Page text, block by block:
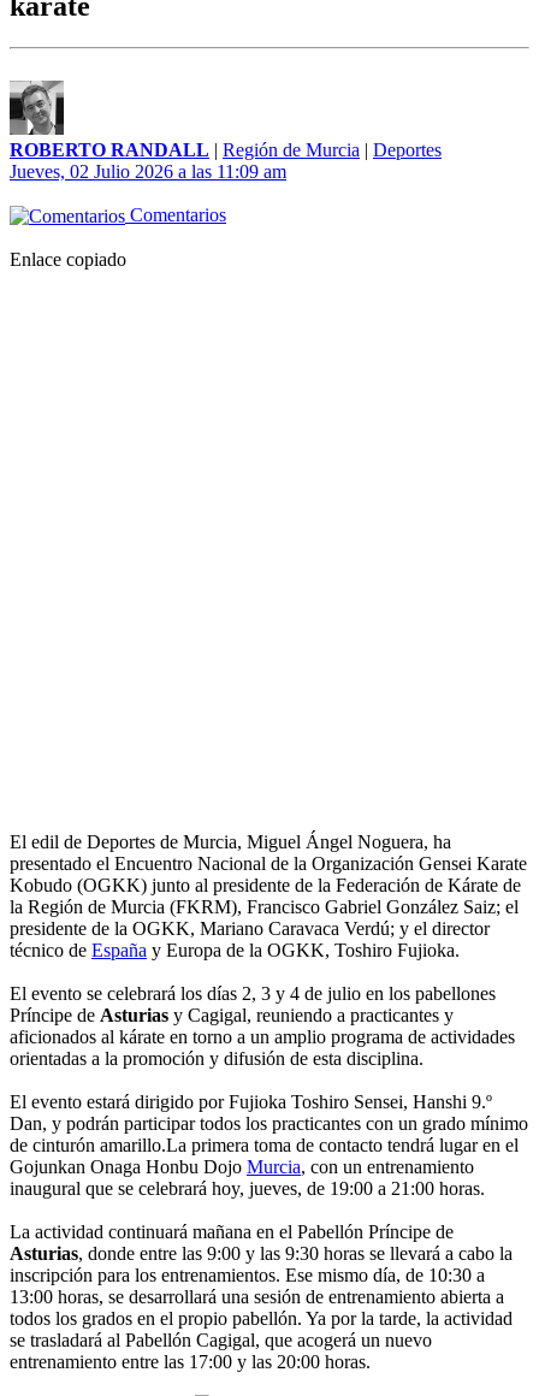
ROBERTO RANDALL | Región de Murcia | Deportes
Jueves, 02 Julio 2026 a las 11:09 am
Comentarios
Enlace copiado
El edil de Deportes de Murcia, Miguel Ángel Noguera, ha
presentado el Encuentro Nacional de la Organización Gensei Karate
Kobudo (OGKK) junto al presidente de la Federación de Kárate de
la Región de Murcia (FKRM), Francisco Gabriel González Saiz; el
presidente de la OGKK, Mariano Caravaca Verdú; y el director
técnico de España y Europa de la OGKK, Toshiro Fujioka.
El evento se celebrará los días 2, 3 y 4 de julio en los pabellones
Príncipe de Asturias y Cagigal, reuniendo a practicantes y
aficionados al kárate en torno a un amplio programa de actividades
orientadas a la promoción y difusión de esta disciplina.
El evento estará dirigido por Fujioka Toshiro Sensei, Hanshi 9.º
Dan, y podrán participar todos los practicantes con un grado mínimo
de cinturón amarillo.La primera toma de contacto tendrá lugar en el
Gojunkan Onaga Honbu Dojo Murcia, con un entrenamiento
inaugural que se celebrará hoy, jueves, de 19:00 a 21:00 horas.
La actividad continuará mañana en el Pabellón Príncipe de
Asturias, donde entre las 9:00 y las 9:30 horas se llevará a cabo la
inscripción para los entrenamientos. Ese mismo día, de 10:30 a
13:00 horas, se desarrollará una sesión de entrenamiento abierta a
todos los grados en el propio pabellón. Ya por la tarde, la actividad
se trasladará al Pabellón Cagigal, que acogerá un nuevo
entrenamiento entre las 17:00 y las 20:00 horas.